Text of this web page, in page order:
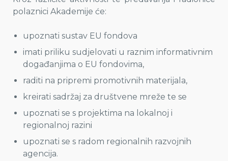
polaznici Akademije će:
upoznati sustav EU fondova
imati priliku sudjelovati u raznim informativnim
događanjima o EU fondovima,
raditi na pripremi promotivnih materijala,
kreirati sadržaj za društvene mreže te se
upoznati se s projektima na lokalnoj i
regionalnoj razini
upoznati se s radom regionalnih razvojnih
agencija.